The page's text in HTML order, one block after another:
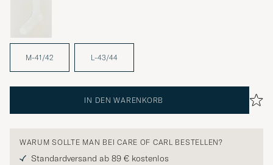
M-41/42 L-43/44
IN DEN WARENKORB
WARUM SOLLTE MAN BEI CARE OF CARL BESTELLEN?
Standardversand ab 89 € kostenlos